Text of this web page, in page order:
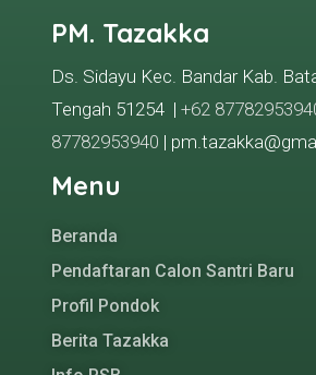
PM. Tazakka
Ds. Sidayu Kec. Bandar Kab.
Tengah 51254 | +62
87782953940 |
Menu
Beranda
Pendaftaran Calon Santri Baru
Profil Pondok
Berita Tazakka